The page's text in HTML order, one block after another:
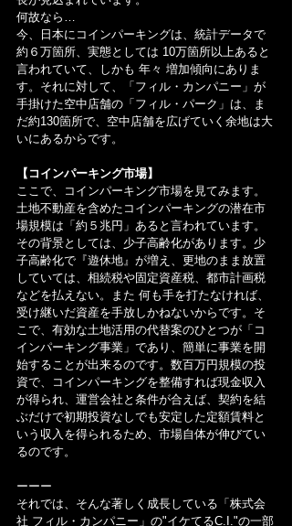
何故なら…
今、日本にコインパーキングは、統計データで
約６万箇所、実態としては 10万箇所以上あると
言われていて、しかも 年々 増加傾向にありま
す。それに対して、「フィル・カンパニー」が
手掛けた空中店舗の「フィル・パーク」は、ま
だ約130箇所で、空中店舗を広げていく余地は大
いにあるからです。
【コインパーキング市場】
ここで、コインパーキング市場を見てみます。
土地不動産を含めたコインパーキングの潜在市
場規模は「約５兆円」あると言われています。
その背景としては、少子高齢化があります。少
子高齢化で『遊休地』が増え、更地のまま放置
していては、相続税や固定資産税、都市計画税
などを払えない。また 何も手を打たなければ、
受け継いだ資産を手放しかねないからです。そ
こで、有効な土地活用の代替案のひとつが「コ
インパーキング事業」であり、簡単に事業を開
始することが出来るのです。数百万円規模の投
資で、コインパーキングを整備すれば現金収入
が得られ、運営会社と条件が合えば、契約を結
ぶだけで初期投資なしでも安定した定額賃料と
いう収入を得られるため、市場自体が伸びてい
るのです。
ーーー
それでは、そんな著しく成長している「株式会
社 フィル・カンパニー」の"イケてるC.I."の一部